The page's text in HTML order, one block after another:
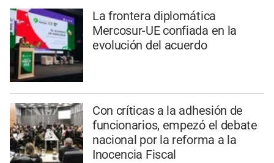
La frontera diplomática
Mercosur-UE confiada en la
evolución del acuerdo
Con críticas a la adhesión de
funcionarios, empezó el debate
nacional por la reforma a la
Inocencia Fiscal